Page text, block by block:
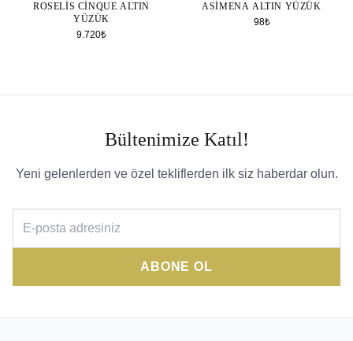
ROSELIS CINQUE ALTIN
YÜZÜK
9.720₺
ASIMENA ALTIN YÜZÜK
98₺
Bültenimize Katıl!
Yeni gelenlerden ve özel tekliflerden ilk siz haberdar olun.
ABONE OL